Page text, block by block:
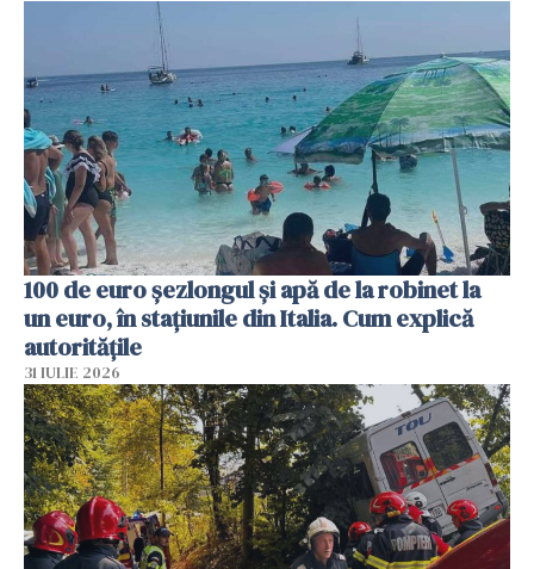
100 de euro șezlongul și apă de la robinet la
un euro, în stațiunile din Italia. Cum explică
autoritățile
31 IULIE 2026